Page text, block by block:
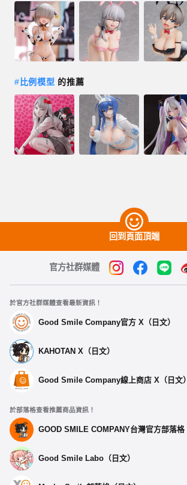
# 比例模型 的推薦
回到頁面頂端
官方社群媒體
於官方社群媒體查看最新資訊！
Good Smile Company官方 X（日文）
KAHOTAN X（日文）
Good Smile Company線上商店 X（日文）
於部落格查看推薦商品資訊！
GOOD SMILE COMPANY台灣官方部落格
Good Smile Labo（日文）